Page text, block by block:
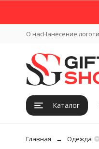
О насНанесение
Каталог
Главная Одежда